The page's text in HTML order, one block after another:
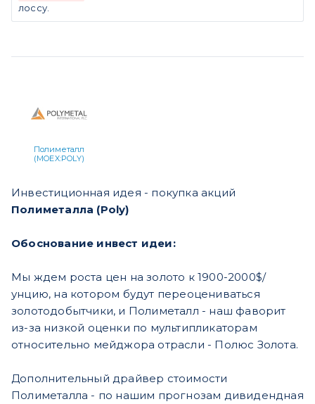
лоссу.
Полиметалл
(MOEX:POLY)
Инвестиционная идея - покупка акций
Полиметалла (Poly)
Обоснование инвест идеи:
Мы ждем роста цен на золото к 1900-2000$/
унцию, на котором будут переоцениваться
золотодобытчики, и Полиметалл - наш фаворит
из-за низкой оценки по мультипликаторам
относительно мейджора отрасли - Полюс Золота.
Дополнительный драйвер стоимости
Полиметалла - по нашим прогнозам дивидендная